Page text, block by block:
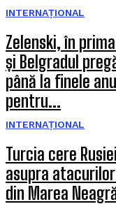
INTERNAȚIONAL
Zelenski, în
și Belgradul
până la finele
pentru...
INTERNAȚIONAL
Turcia cere
asupra
din Marea